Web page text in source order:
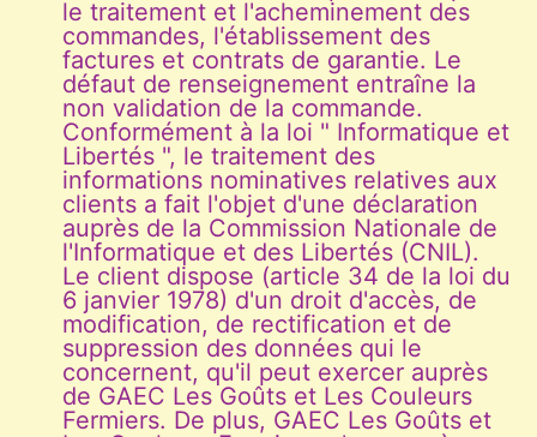
le traitement et l'acheminement des
commandes, l'établissement des
factures et contrats de garantie. Le
défaut de renseignement entraîne la
non validation de la commande.
Conformément à la loi " Informatique et
Libertés ", le traitement des
informations nominatives relatives aux
clients a fait l'objet d'une déclaration
auprès de la Commission Nationale de
l'Informatique et des Libertés (CNIL).
Le client dispose (article 34 de la loi du
6 janvier 1978) d'un droit d'accès, de
modification, de rectification et de
suppression des données qui le
concernent, qu'il peut exercer auprès
de GAEC Les Goûts et Les Couleurs
Fermiers. De plus, GAEC Les Goûts et